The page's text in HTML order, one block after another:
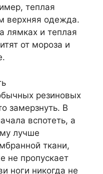
теплая
верхняя одежда.
лямках и теплая
от мороза и
резиновых
замерзнуть. В
вспотеть, а
лучше
ткани,
не пропускает
ноги никогда не